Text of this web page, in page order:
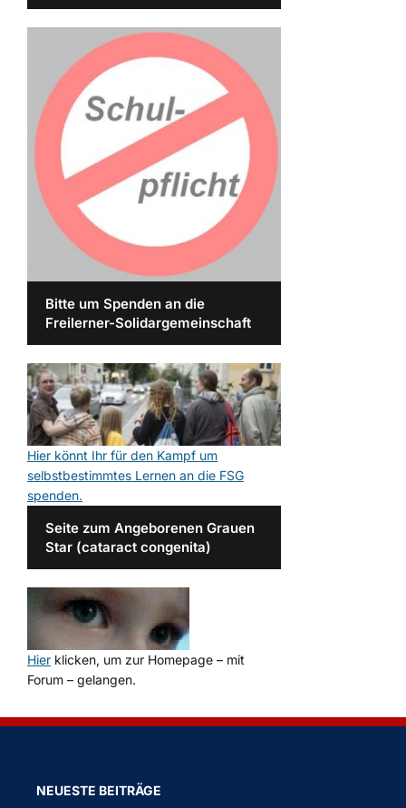
Bitte um Spenden an die
Freilerner-Solidargemeinschaft
Hier könnt Ihr für den Kampf um
selbstbestimmtes Lernen an die FSG
spenden.
Seite zum Angeborenen Grauen
Star (cataract congenita)
Hier klicken, um zur Homepage – mit
Forum – gelangen.
NEUESTE BEITRÄGE